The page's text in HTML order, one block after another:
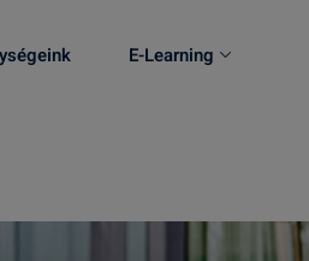
E-Learning